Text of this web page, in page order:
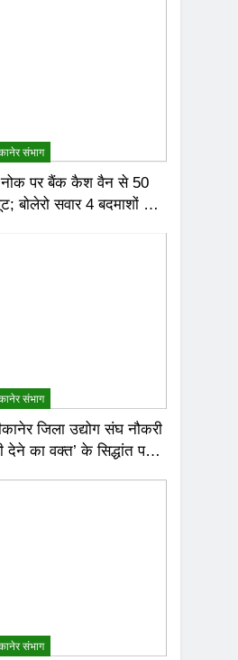
संभाग
नोक पर बैंक कैश वैन से 50
बोलेरो सवार 4 बदमाशों ने
संभाग
जिला उद्योग संघ नौकरी
का वक्त’ के सिद्धांत पर
संभाग